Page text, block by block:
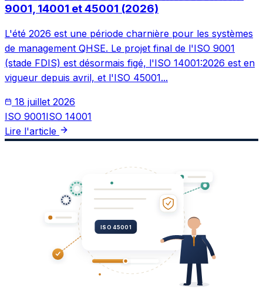
9001, 14001 et 45001 (2026)
L'été 2026 est une période charnière pour les systèmes
de management QHSE. Le projet final de l'ISO 9001
(stade FDIS) est désormais figé, l'ISO 14001:2026 est en
vigueur depuis avril, et l'ISO 45001...
18 juillet 2026
ISO 9001ISO 14001
Lire l'article
ISO 45001